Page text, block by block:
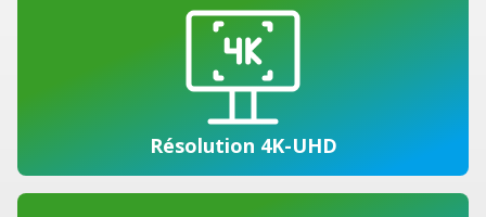
Résolution 4K-UHD